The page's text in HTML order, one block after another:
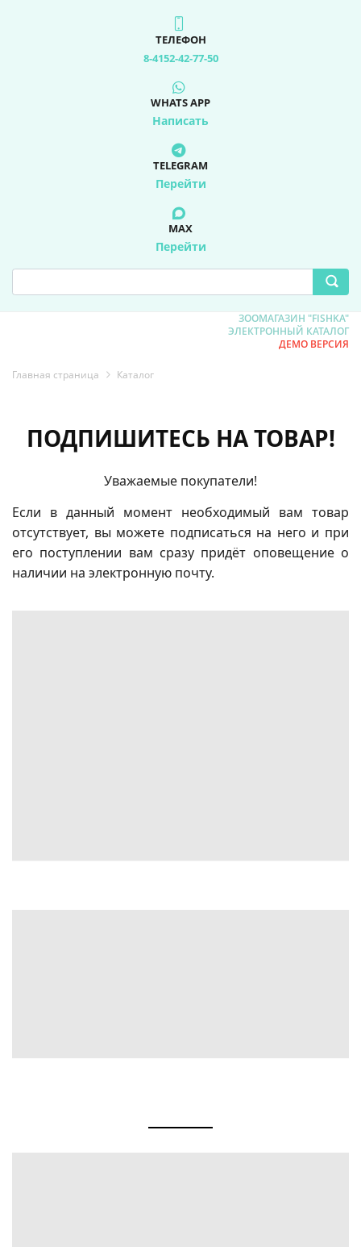
ТЕЛЕФОН
8-4152-42-77-50
WHATS APP
Написать
TELEGRAM
Перейти
MAX
Перейти
ЗООМАГАЗИН "FISHKA"
ЭЛЕКТРОННЫЙ КАТАЛОГ
ДЕМО ВЕРСИЯ
Главная страница Каталог
ПОДПИШИТЕСЬ НА ТОВАР!
Уважаемые покупатели!
Если в данный момент необходимый вам товар
отсутствует, вы можете подписаться на него и при
его поступлении вам сразу придёт оповещение о
наличии на электронную почту.